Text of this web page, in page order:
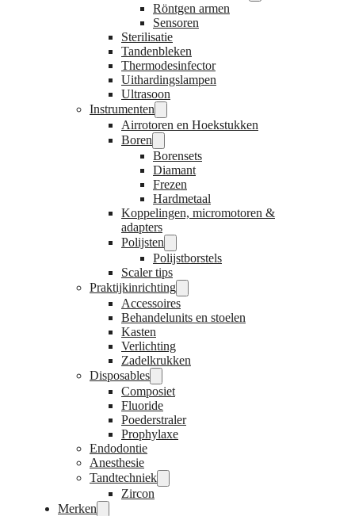
Röntgen armen
Sensoren
Sterilisatie
Tandenbleken
Thermodesinfector
Uithardingslampen
Ultrasoon
Instrumenten
Airrotoren en Hoekstukken
Boren
Borensets
Diamant
Frezen
Hardmetaal
Koppelingen, micromotoren &
adapters
Polijsten
Polijstborstels
Scaler tips
Praktijkinrichting
Accessoires
Behandelunits en stoelen
Kasten
Verlichting
Zadelkrukken
Disposables
Composiet
Fluoride
Poederstraler
Prophylaxe
Endodontie
Anesthesie
Tandtechniek
Zircon
Merken